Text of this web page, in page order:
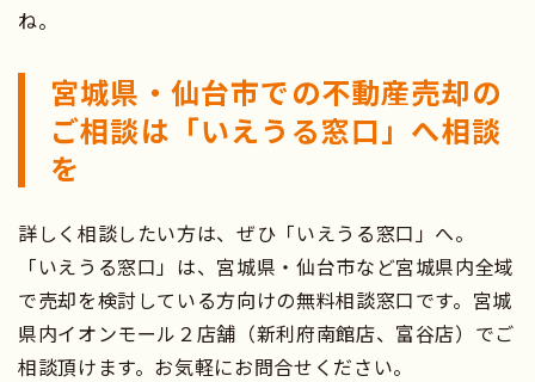
ね。
宮城県・仙台市での不動産売却の
ご相談は「いえうる窓口」へ相談
を
詳しく相談したい方は、ぜひ「いえうる窓口」へ。
「いえうる窓口」は、宮城県・仙台市など宮城県内全域
で売却を検討している方向けの無料相談窓口です。宮城
県内イオンモール２店舗（新利府南館店、富谷店）でご
相談頂けます。お気軽にお問合せください。